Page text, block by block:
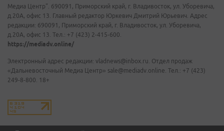
Медиа Центр". 690091, Приморский край, г. Владивосток, ул. Уборевича,
д.20А, офис 13. Главный редактор Юркевич Дмитрий Юрьевич. Адрес
редакции: 690091, Приморский край, г. Владивосток, ул. Уборевича,
д.20А, офис 13. Тел.: +7 (423) 2-415-600.
https://mediadv.online/
Электронный адрес редакции: vladnews@inbox.ru. Отдел продаж
«Дальневосточный Медиа Центр» sale@mediadv.online. Тел.: +7 (423)
249-8-800. 18+